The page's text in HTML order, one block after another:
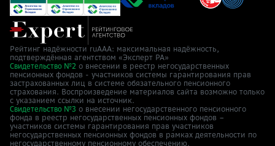
Рейтинг надёжности ruAAA: максимальная надёжность,
подтверждённая агентством «Эксперт РА»
Свидетельство №2 о внесении в реестр негосударственных
пенсионных фондов - участников системы гарантирования прав
застрахованных лиц в системе обязательного пенсионного
страхования. Воспроизведение материалов сайта возможно только
с указанием ссылки на источник.
Свидетельство №3 о внесении негосударственного пенсионного
фонда в реестр негосударственных пенсионных фондов –
участников системы гарантирования прав участников
негосударственных пенсионных фондов в рамках деятельности по
негосударственному пенсионному обеспечению.